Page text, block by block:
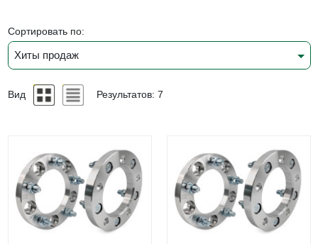
Сортировать по:
Хиты продаж
Вид Результатов: 7